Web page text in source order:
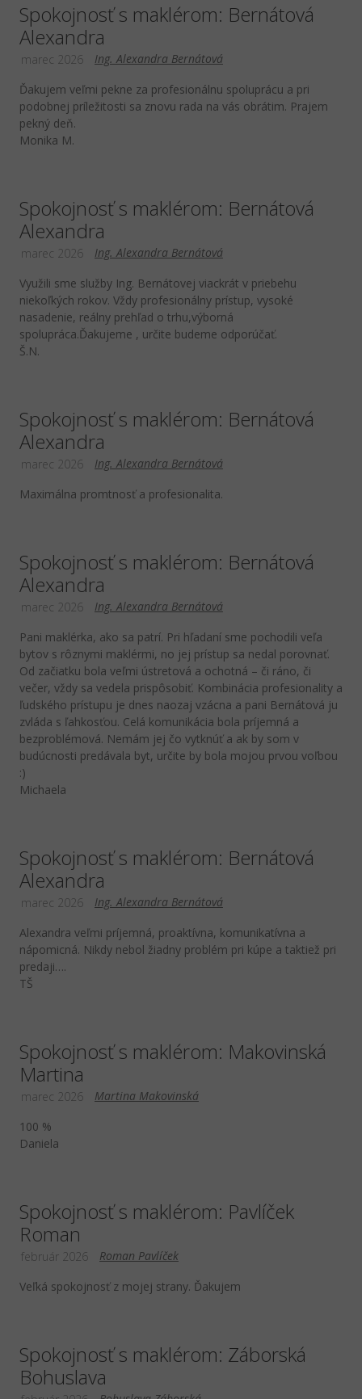
Spokojnosť s maklérom: Bernátová
Alexandra
Ing. Alexandra Bernátová
marec 2026
Ďakujem veľmi pekne za profesionálnu spoluprácu a pri
podobnej príležitosti sa znovu rada na vás obrátim. Prajem
pekný deň.
Monika M.
Spokojnosť s maklérom: Bernátová
Alexandra
Ing. Alexandra Bernátová
marec 2026
Využili sme služby Ing. Bernátovej viackrát v priebehu
niekoľkých rokov. Vždy profesionálny prístup, vysoké
nasadenie, reálny prehľad o trhu,výborná
spolupráca.Ďakujeme , určite budeme odporúčať.
Š.N.
Spokojnosť s maklérom: Bernátová
Alexandra
Ing. Alexandra Bernátová
marec 2026
Maximálna promtnosť a profesionalita.
Spokojnosť s maklérom: Bernátová
Alexandra
Ing. Alexandra Bernátová
marec 2026
Pani maklérka, ako sa patrí. Pri hľadaní sme pochodili veľa
bytov s rôznymi maklérmi, no jej prístup sa nedal porovnať.
Od začiatku bola veľmi ústretová a ochotná – či ráno, či
večer, vždy sa vedela prispôsobiť. Kombinácia profesionality a
ľudského prístupu je dnes naozaj vzácna a pani Bernátová ju
zvláda s ľahkosťou. Celá komunikácia bola príjemná a
bezproblémová. Nemám jej čo vytknúť a ak by som v
budúcnosti predávala byt, určite by bola mojou prvou voľbou
:)
Michaela
Spokojnosť s maklérom: Bernátová
Alexandra
Ing. Alexandra Bernátová
marec 2026
Alexandra veľmi príjemná, proaktívna, komunikatívna a
nápomicná. Nikdy nebol žiadny problém pri kúpe a taktiež pri
predaji….
TŠ
Spokojnosť s maklérom: Makovinská
Martina
Martina Makovinská
marec 2026
100 %
Daniela
Spokojnosť s maklérom: Pavlíček
Roman
Roman Pavlíček
február 2026
Veľká spokojnosť z mojej strany. Ďakujem
Spokojnosť s maklérom: Záborská
Bohuslava